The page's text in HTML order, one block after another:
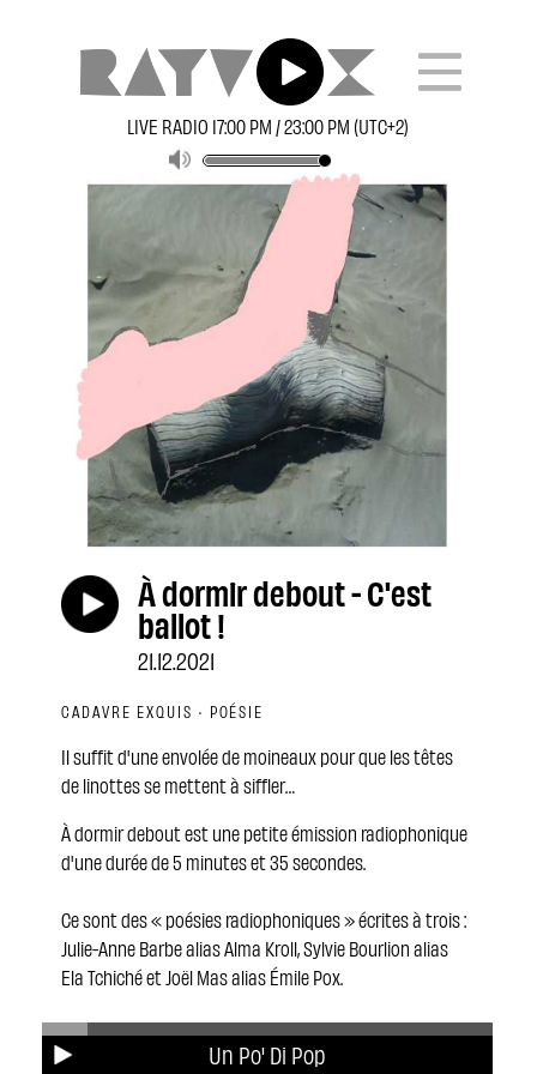
LIVE RADIO 17:00 PM / 23:00 PM (UTC+2)
Un Po' Di Pop
À dormir debout - C'est
ballot !
21.12.2021
CADAVRE EXQUIS · POÉSIE
Il suffit d'une envolée de moineaux pour que les têtes
de linottes se mettent à siffler…
À dormir debout est une petite émission radiophonique
d'une durée de 5 minutes et 35 secondes.
Ce sont des « poésies radiophoniques » écrites à trois :
Julie-Anne Barbe alias Alma Kroll, Sylvie Bourlion alias
Ela Tchiché et Joël Mas alias Émile Pox.
C'est comme des rêves racontés, des poésies
surréalistes, des histoires étranges où l'humour et la